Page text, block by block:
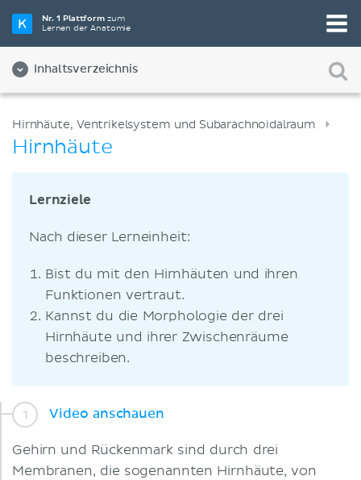
Nr. 1 Plattformzum
Lernen der Anatomie
Inhaltsverzeichnis
Hirnhäute, Ventrikelsystem und Subarachnoidalraum
Hirnhäute
Lernziele
Nach dieser Lerneinheit:
Bist du mit den Hirnhäuten und ihren
Funktionen vertraut.
Kannst du die Morphologie der drei
Hirnhäute und ihrer Zwischenräume
beschreiben.
Video anschauen
Gehirn und Rückenmark sind durch drei
Membranen, die sogenannten Hirnhäute, von